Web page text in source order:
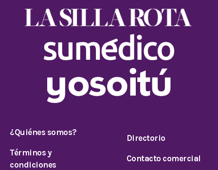
¿Quiénes somos?
Términos y
condiciones
Directorio
Contacto comercial